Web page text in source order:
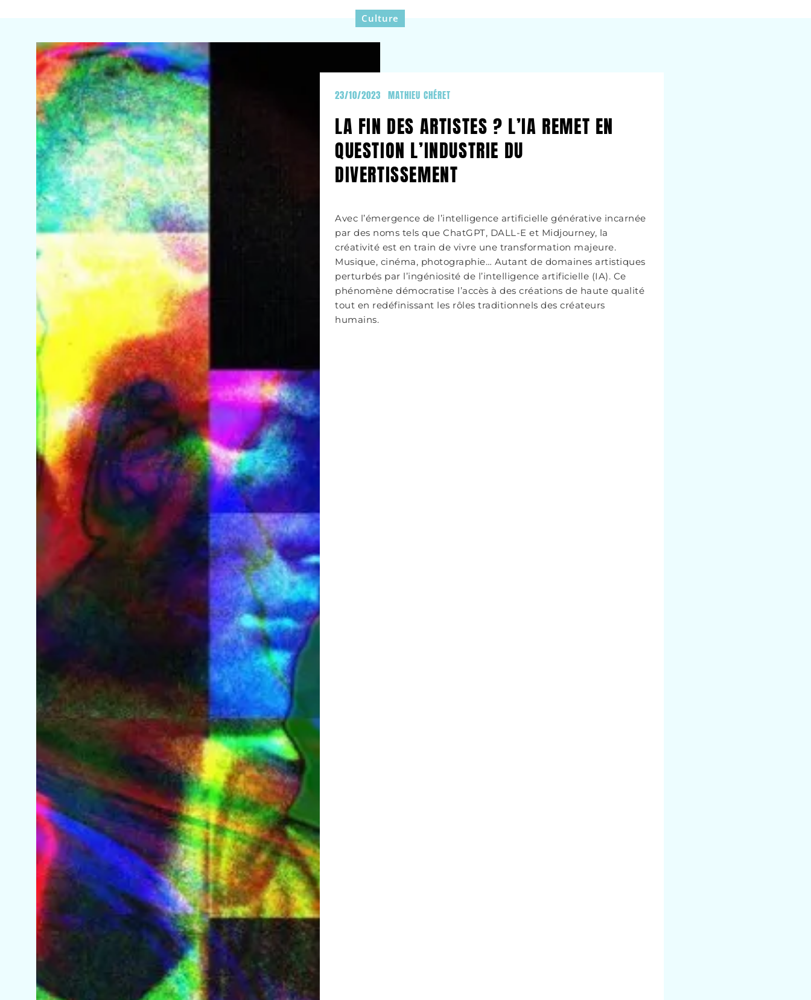
Culture
23/10/2023 MATHIEU CHÉRET
LA FIN DES ARTISTES ? L’IA REMET EN
QUESTION L’INDUSTRIE DU
DIVERTISSEMENT
Avec l’émergence de l’intelligence artificielle générative incarnée
par des noms tels que ChatGPT, DALL-E et Midjourney, la
créativité est en train de vivre une transformation majeure.
Musique, cinéma, photographie… Autant de domaines artistiques
perturbés par l’ingéniosité de l’intelligence artificielle (IA). Ce
phénomène démocratise l’accès à des créations de haute qualité
tout en redéfinissant les rôles traditionnels des créateurs
humains.